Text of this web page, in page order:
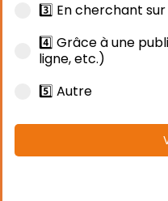
3️⃣ En cherchant
4️⃣ Grâce à une
ligne, etc.)
5️⃣ Autre